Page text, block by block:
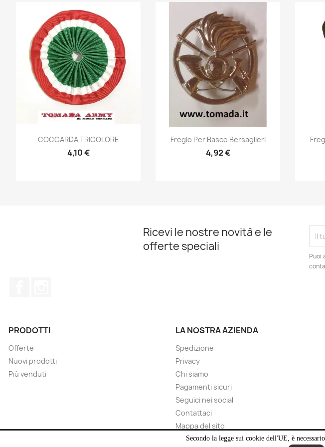
Secondo la legge sui cookie dell'UE, è
Anteprima
COCCARDA TRICOLORE
4,10 €
Anteprima
Fregio Per Basco Bersaglieri
4,92 €
Ricevi le nostre novità e le
offerte speciali
Puoi
PRODOTTI
Offerte
Nuovi prodotti
Più venduti
LA NOSTRA AZIENDA
Spedizione
Privacy
Chi siamo
Pagamenti sicuri
Seguici nei social
Contattaci
Mappa del sito
Negozi